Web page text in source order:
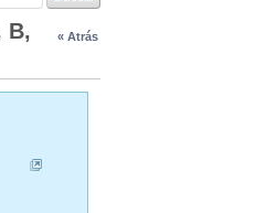
« Atrás
B,